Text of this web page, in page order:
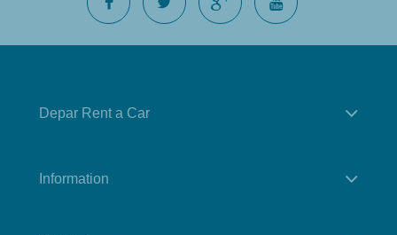
Depar Rent a Car
Information